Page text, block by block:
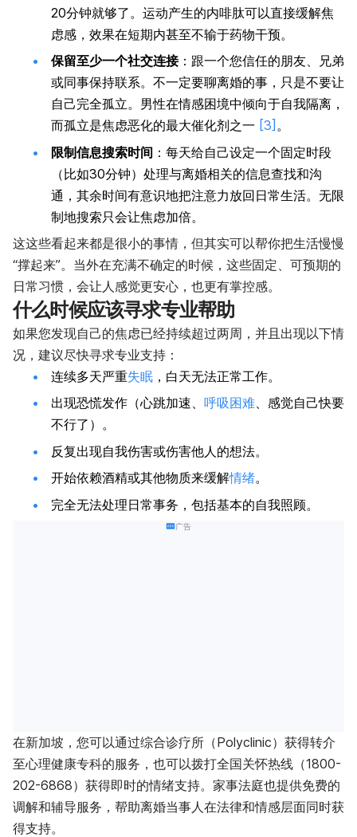
20分钟就够了。运动产生的内啡肽可以直接缓解焦
虑感，效果在短期内甚至不输于药物干预。
保留至少一个社交连接：跟一个您信任的朋友、兄弟
或同事保持联系。不一定要聊离婚的事，只是不要让
自己完全孤立。男性在情感困境中倾向于自我隔离，
而孤立是焦虑恶化的最大催化剂之一 [3] 。
限制信息搜索时间 ：每天给自己设定一个固定时段
（比如30分钟）处理与离婚相关的信息查找和沟
通，其余时间有意识地把注意力放回日常生活。无限
制地搜索只会让焦虑加倍。
这这些看起来都是很小的事情，但其实可以帮你把生活慢慢
“撑起来”。当外在充满不确定的时候，这些固定、可预期的
日常习惯，会让人感觉更安心，也更有掌控感。
什么时候应该寻求专业帮助
如果您发现自己的焦虑已经持续超过两周，并且出现以下情
况，建议尽快寻求专业支持：
连续多天严重失眠 ，白天无法正常工作。
出现恐慌发作（心跳加速、 呼吸困难、感觉自己快要
不行了）。
反复出现自我伤害或伤害他人的想法。
开始依赖酒精或其他物质来缓解情绪。
完全无法处理日常事务，包括基本的自我照顾。
广告
在新加坡，您可以通过综合诊疗所（Polyclinic）获得转介
至心理健康专科的服务，也可以拨打全国关怀热线（1800-
202-6868）获得即时的情绪支持。家事法庭也提供免费的
调解和辅导服务，帮助离婚当事人在法律和情感层面同时获
得支持。